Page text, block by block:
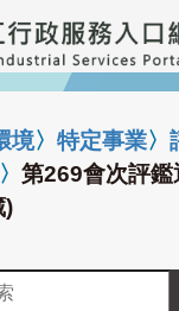
境〉特定事業〉
〉第269會次評
)